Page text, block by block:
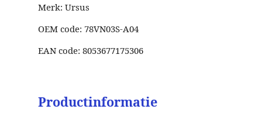
Merk: Ursus
OEM code: 78VN03S-A04
EAN code: 8053677175306
Productinformatie